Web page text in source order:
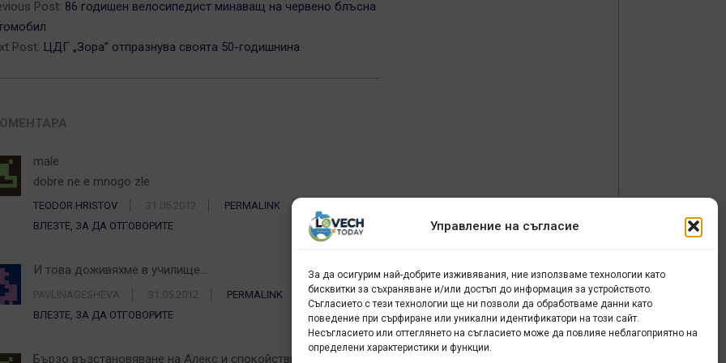
Управление на съгласие
За да осигурим най-добрите изживявания, ние използваме технологии като
бисквитки за съхраняване и/или достъп до информация за устройството.
Съгласието с тези технологии ще ни позволи да обработваме данни като
поведение при сърфиране или уникални идентификатори на този сайт.
Несъгласието или оттеглянето на съгласието може да повлияе неблагоприятно на
определени характеристики и функции.
Post: 86 годишен велосипедист минаващ на червено блъсна
Post: ЦДГ „Зора” отпразнува своята 50-годишнина
male
dobre ne e mnogo zle
TEODOR HRISTOV 31.05.2012
PERMALINK
ВЛЕЗТЕ, ЗА ДА ОТГОВОРИТЕ
И това доживяхме в училище…
PAVLINAGESHEVA 31.05.2012
PERMALINK
ВЛЕЗТЕ, ЗА ДА ОТГОВОРИТЕ
Бързо възстановяване на Алекс и спокойствие за Хриси и